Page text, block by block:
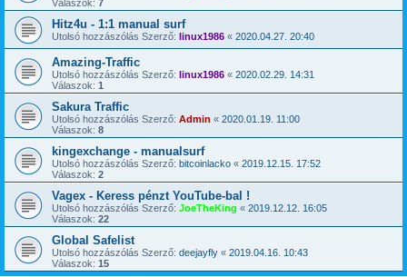
Válaszok: 7
Hitz4u - 1:1 manual surf
Utolsó hozzászólás Szerző: linux1986 « 2020.04.27. 20:40
Amazing-Traffic
Utolsó hozzászólás Szerző: linux1986 « 2020.02.29. 14:31
Válaszok: 1
Sakura Traffic
Utolsó hozzászólás Szerző: Admin « 2020.01.19. 11:00
Válaszok: 8
kingexchange - manualsurf
Utolsó hozzászólás Szerző: bitcoinlacko « 2019.12.15. 17:52
Válaszok: 2
Vagex - Keress pénzt YouTube-bal !
Utolsó hozzászólás Szerző: JoeTheKing « 2019.12.12. 16:05
Válaszok: 22
Global Safelist
Utolsó hozzászólás Szerző: deejayfly « 2019.04.16. 10:43
Válaszok: 15